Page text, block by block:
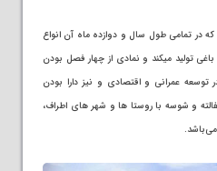
در تمامی طول سال و دوازده ماه آن انواع
تولید میکند و نمادی از چهار فصل بودن
عمرانی و اقتصادی و نیز دارا بودن
و شوسه با روستا ها و شهر های اطراف،